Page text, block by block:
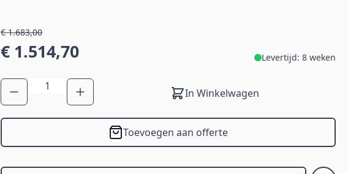
€ 1.683,00
€ 1.514,70 Levertijd: 8 weken
Aantal
In Winkelwagen
Toevoegen aan offerte